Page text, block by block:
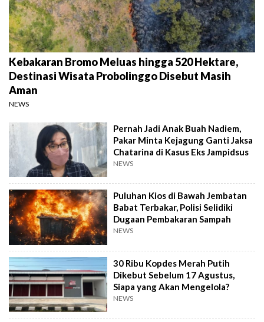
Kebakaran Bromo Meluas hingga 520 Hektare,
Destinasi Wisata Probolinggo Disebut Masih
Aman
NEWS
Pernah Jadi Anak Buah Nadiem,
Pakar Minta Kejagung Ganti Jaksa
Chatarina di Kasus Eks Jampidsus
NEWS
Puluhan Kios di Bawah Jembatan
Babat Terbakar, Polisi Selidiki
Dugaan Pembakaran Sampah
NEWS
30 Ribu Kopdes Merah Putih
Dikebut Sebelum 17 Agustus,
Siapa yang Akan Mengelola?
NEWS